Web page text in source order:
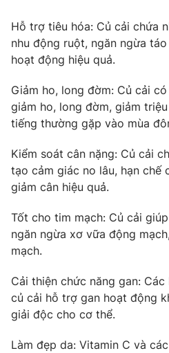
Thị trường 24h
VTV4
VTV9
Liên hệ tòa soạn
THỜI BÁO VTV
Theo dõi báo trên
Cơ quan chủ quản:
Đài Truyền
Cơ quan báo chí:Thời báo VTV
Hỗ trợ tiêu hóa: Củ cải chứa
nhu động ruột, ngăn ngừa
hoạt động hiệu quả.
Giảm ho, long đờm: Củ cải
giảm ho, long đờm, giảm
tiếng thường gặp vào mùa
Kiểm soát cân nặng: Củ cải
tạo cảm giác no lâu, hạn chế
giảm cân hiệu quả.
Tốt cho tim mạch: Củ cải
ngăn ngừa xơ vữa động
mạch.
Cải thiện chức năng gan:
củ cải hỗ trợ gan hoạt động
giải độc cho cơ thể.
Làm đẹp da: Vitamin C và